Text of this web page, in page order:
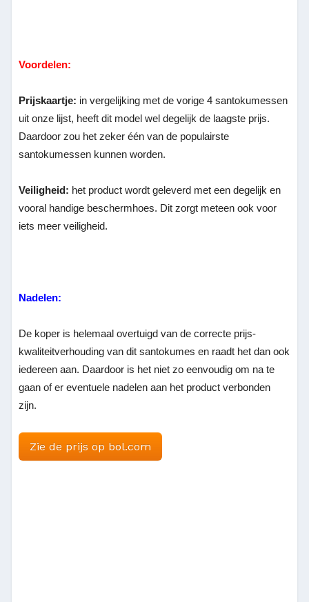
Voordelen:
Prijskaartje: in vergelijking met de vorige 4 santokumessen
uit onze lijst, heeft dit model wel degelijk de laagste prijs.
Daardoor zou het zeker één van de populairste
santokumessen kunnen worden.
Veiligheid: het product wordt geleverd met een degelijk en
vooral handige beschermhoes. Dit zorgt meteen ook voor
iets meer veiligheid.
Nadelen:
De koper is helemaal overtuigd van de correcte prijs-
kwaliteitverhouding van dit santokumes en raadt het dan ook
iedereen aan. Daardoor is het niet zo eenvoudig om na te
gaan of er eventuele nadelen aan het product verbonden
zijn.
Zie de prijs op bol.com